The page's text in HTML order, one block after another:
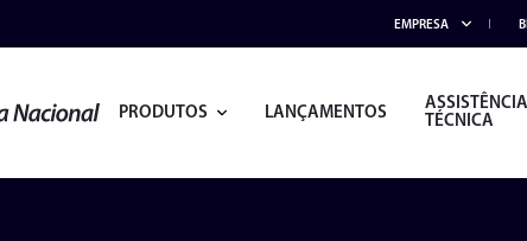
EMPRESA
PRODUTOS LANÇAMENTOS
ASSISTÊNCIA
TÉCNICA